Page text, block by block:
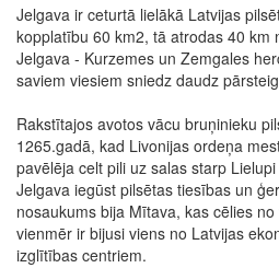
Jelgava ir ceturtā lielākā Latvijas
kopplatību 60 km2, tā atrodas 40 km
Jelgava - Kurzemes un Zemgales
saviem viesiem sniedz daudz
Rakstītajos avotos vācu bruņinieku
1265.gadā, kad Livonijas ordeņa
pavēlēja celt pili uz salas starp
Jelgava iegūst pilsētas tiesības un
nosaukums bija Mītava, kas cēlies
vienmēr ir bijusi viens no Latvijas
izglītības centriem.